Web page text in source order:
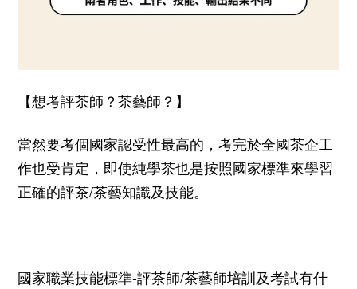
【想考評茶師？茶藝師？】
當然要考個國家認受性最高的，考完於全國茶企工
作也受肯定，即使純學茶也是按照國家標準來學習
正確的評茶/茶藝知識及技能。
國家職業技能標準-評茶師/茶藝師培訓及考試有什